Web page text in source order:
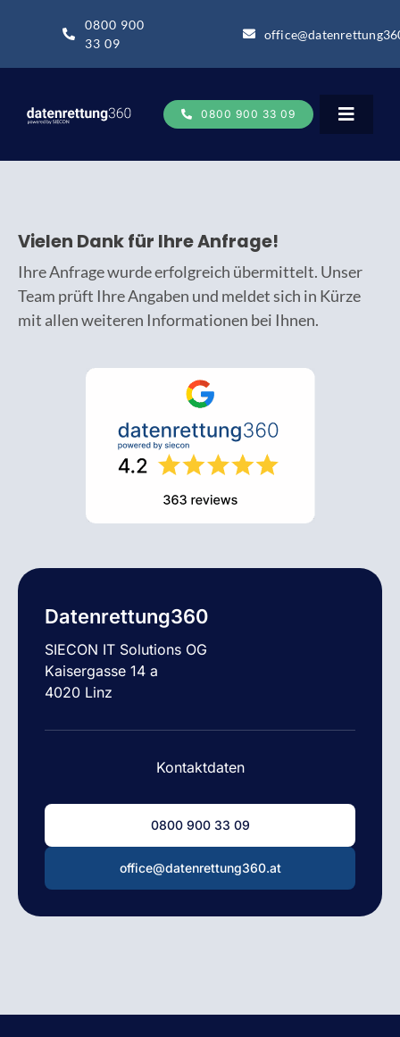
0800 900
33 09
0800 900 33 09
Toggle
Über uns
Business
Online Sofort Analyse
Vielen Dank für Ihre Anfrage!
Ihre Anfrage wurde erfolgreich übermittelt. Unser
Team prüft Ihre Angaben und meldet sich in Kürze
mit allen weiteren Informationen bei Ihnen.
Datenrettung360
SIECON IT Solutions OG
Kaisergasse 14 a
4020 Linz
Kontaktdaten
0800 900 33 09
office@datenrettung360.at